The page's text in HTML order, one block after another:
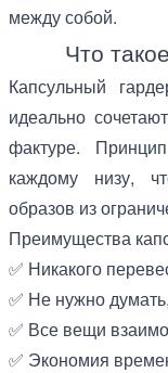
между собой.
Что
Капсульный
идеально
фактуре.
каждому низу,
образов из
Преимущества
✅ Никакого
✅ Не нужно
✅ Все вещи
✅ Экономия